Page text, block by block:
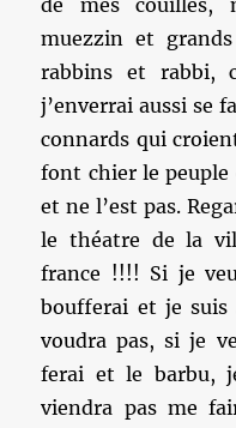
de mes couilles,
muezzin et
rabbins et rabbi,
j’enverrai aussi se
connards qui
font chier le peuple
et ne l’est pas.
le théatre de la
france !!!! Si je
boufferai et je suis
voudra pas, si je
ferai et le barbu,
viendra pas me